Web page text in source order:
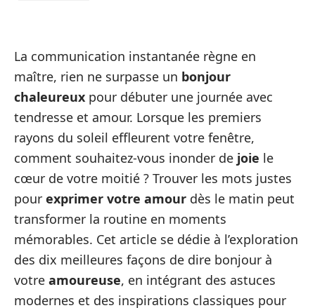
La communication instantanée règne en
maître, rien ne surpasse un bonjour
chaleureux pour débuter une journée avec
tendresse et amour. Lorsque les premiers
rayons du soleil effleurent votre fenêtre,
comment souhaitez-vous inonder de joie le
cœur de votre moitié ? Trouver les mots justes
pour exprimer votre amour dès le matin peut
transformer la routine en moments
mémorables. Cet article se dédie à l’exploration
des dix meilleures façons de dire bonjour à
votre amoureuse, en intégrant des astuces
modernes et des inspirations classiques pour